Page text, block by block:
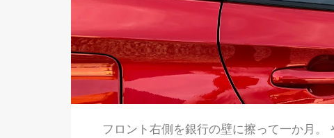
フロント右側を銀行の壁に擦って一か月。